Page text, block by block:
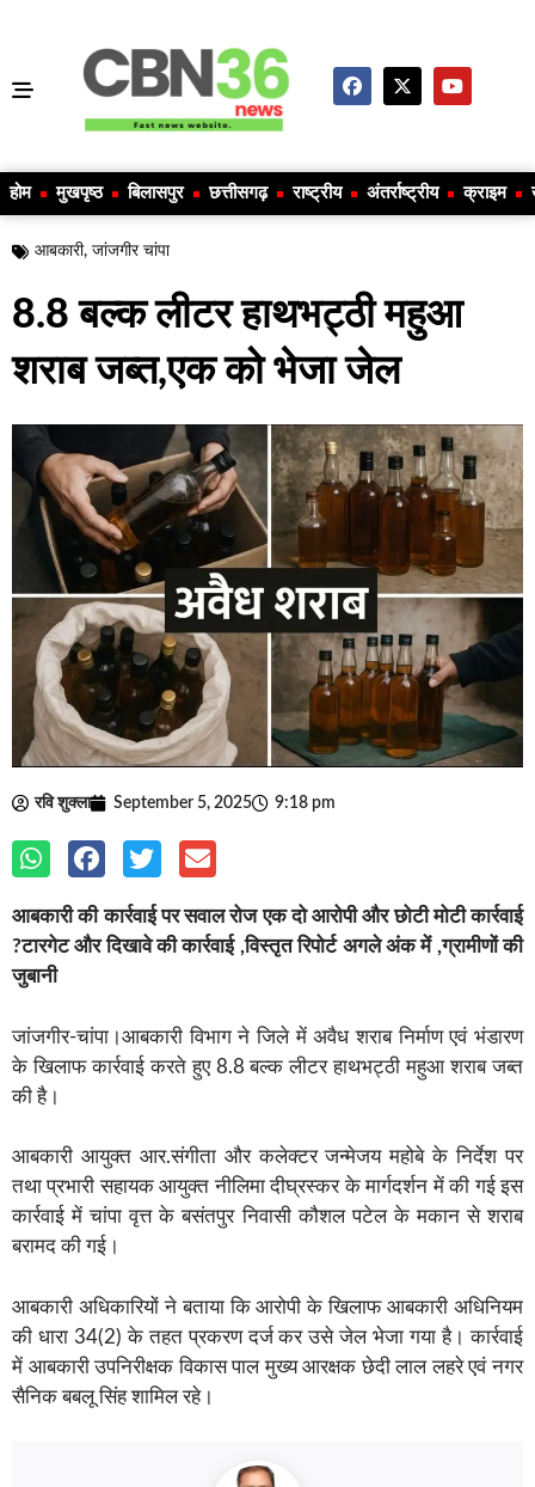
होम मुखपृष्ठ बिलासपुर छत्तीसगढ़ राष्ट्रीय अंतर्राष्ट्रीय क्राइम
आबकारी, जांजगीर चांपा
8.8 बल्क लीटर हाथभट्ठी महुआ
शराब जब्त,एक को भेजा जेल
रवि शुक्ला September 5, 2025 9:18 pm
आबकारी की कार्रवाई पर सवाल रोज एक दो आरोपी और छोटी मोटी कार्रवाई
?टारगेट और दिखावे की कार्रवाई ,विस्तृत रिपोर्ट अगले अंक में ,ग्रामीणों की
जुबानी
जांजगीर-चांपा।आबकारी विभाग ने जिले में अवैध शराब निर्माण एवं भंडारण
के खिलाफ कार्रवाई करते हुए 8.8 बल्क लीटर हाथभट्ठी महुआ शराब जब्त
की है।
आबकारी आयुक्त आर.संगीता और कलेक्टर जन्मेजय महोबे के निर्देश पर
तथा प्रभारी सहायक आयुक्त नीलिमा दीघ्रस्कर के मार्गदर्शन में की गई इस
कार्रवाई में चांपा वृत्त के बसंतपुर निवासी कौशल पटेल के मकान से शराब
बरामद की गई।
आबकारी अधिकारियों ने बताया कि आरोपी के खिलाफ आबकारी अधिनियम
की धारा 34(2) के तहत प्रकरण दर्ज कर उसे जेल भेजा गया है। कार्रवाई
में आबकारी उपनिरीक्षक विकास पाल मुख्य आरक्षक छेदी लाल लहरे एवं नगर
सैनिक बबलू सिंह शामिल रहे।